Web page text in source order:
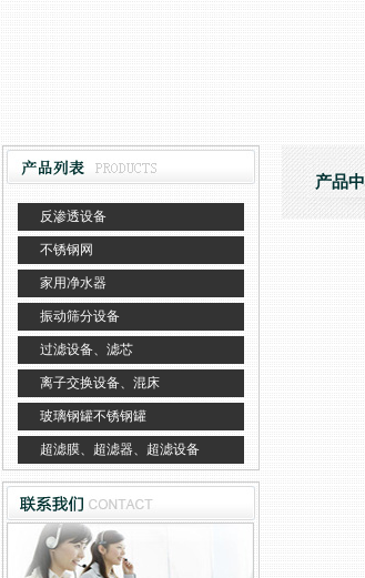
反渗透设备
不锈钢网
家用净水器
振动筛分设备
过滤设备、滤芯
离子交换设备、混床
玻璃钢罐不锈钢罐
超滤膜、超滤器、超滤设备
产品